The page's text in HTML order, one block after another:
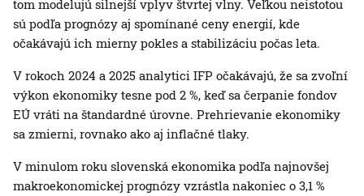
tom modelujú silnejší vplyv štvrtej vlny. Veľkou neistotou
sú podľa prognózy aj spomínané ceny energií, kde
očakávajú ich mierny pokles a stabilizáciu počas leta.
V rokoch 2024 a 2025 analytici IFP očakávajú, že sa zvoľní
výkon ekonomiky tesne pod 2 %, keď sa čerpanie fondov
EÚ vráti na štandardné úrovne. Prehrievanie ekonomiky
sa zmierni, rovnako ako aj inflačné tlaky.
V minulom roku slovenská ekonomika podľa najnovšej
makroekonomickej prognózy vzrástla nakoniec o 3,1 %